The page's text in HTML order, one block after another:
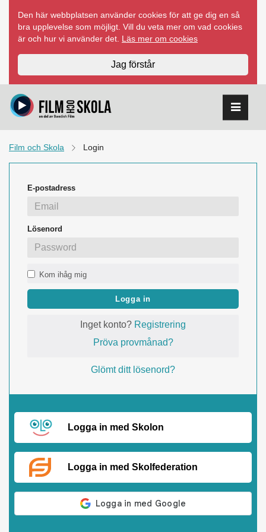
innehåll
Den här webbplatsen använder cookies för att ge dig en så
bra upplevelse som möjligt. Vill du veta mer om vad cookies
är och hur vi använder det. Läs mer om cookies
Jag förstår
Film och Skola Login
E-postadress
Lösenord
Kom ihåg mig
Logga in
Inget konto? Registrering
Pröva provmånad?
Glömt ditt lösenord?
Logga in med Skolon
Logga in med Skolfederation